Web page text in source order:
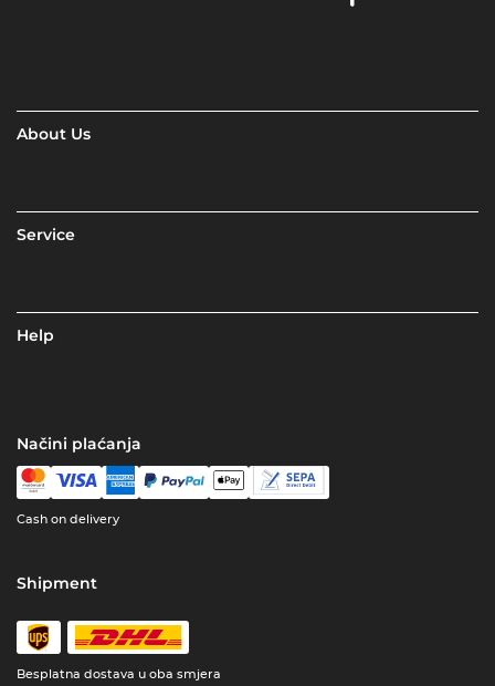
About Us
Service
Help
Načini plaćanja
Cash on delivery
Shipment
Besplatna dostava u oba smjera